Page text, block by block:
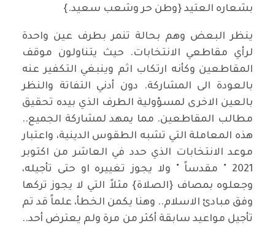
بشعاره العتيد {وطن حر وشعب سعيد.}
ينظر البعض وهم بحالة تنمر بطرف عين واحدة
لرأي مقاطعي الانتخابات. حيث يتناولون موقف
المقاطعين وكأنه ارتكاب اثم وينبغي التكفير عنه
بالعودة الى المشاركة. دون أدني التفاتة والنظر
بالعين الاخرى لمسؤولية الطرف الذي بيده تحقيق
مطالب المقاطعين. مما يمهد لمشاركة الجميع..
هذه المعاملة التي تشبه الطقوس الدينية، واعتبار
موعد الانتخابات الذي حدد في العاشر من اكتوبر
2021 " مقدساً " ولا يجوز تغييره او حتى تأجيله،
وجعلوه بمصاف {الصلاة} مثلاً التي لا يجوز تركها
وفق مبادئ الاسلام.. وهنا يكمن الخطأ، علماً قد تم
تأجيل مواعيد سابقة أكثر من مرة ولم يعترض أحد..